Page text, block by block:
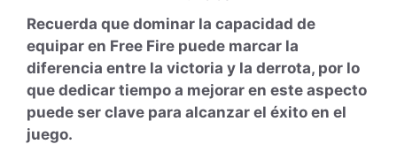
Recuerda que dominar la capacidad de
equipar en Free Fire puede marcar la
diferencia entre la victoria y la derrota, por lo
que dedicar tiempo a mejorar en este aspecto
puede ser clave para alcanzar el éxito en el
juego.